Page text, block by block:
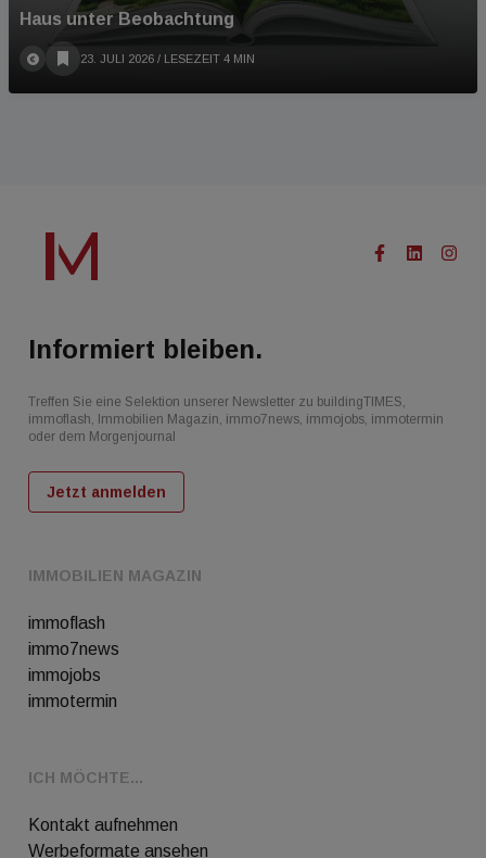
Haus unter Beobachtung
23. JULI 2026 / LESEZEIT 4 MIN
IMMOBILIEN MAGAZIN
immoflash
immo7news
immojobs
immotermin
ICH MÖCHTE...
Kontakt aufnehmen
Werbeformate ansehen
Informiert bleiben.
Treffen Sie eine Selektion unserer Newsletter zu buildingTIMES,
immoflash, Immobilien Magazin, immo7news, immojobs, immotermin
oder dem Morgenjournal
Jetzt anmelden